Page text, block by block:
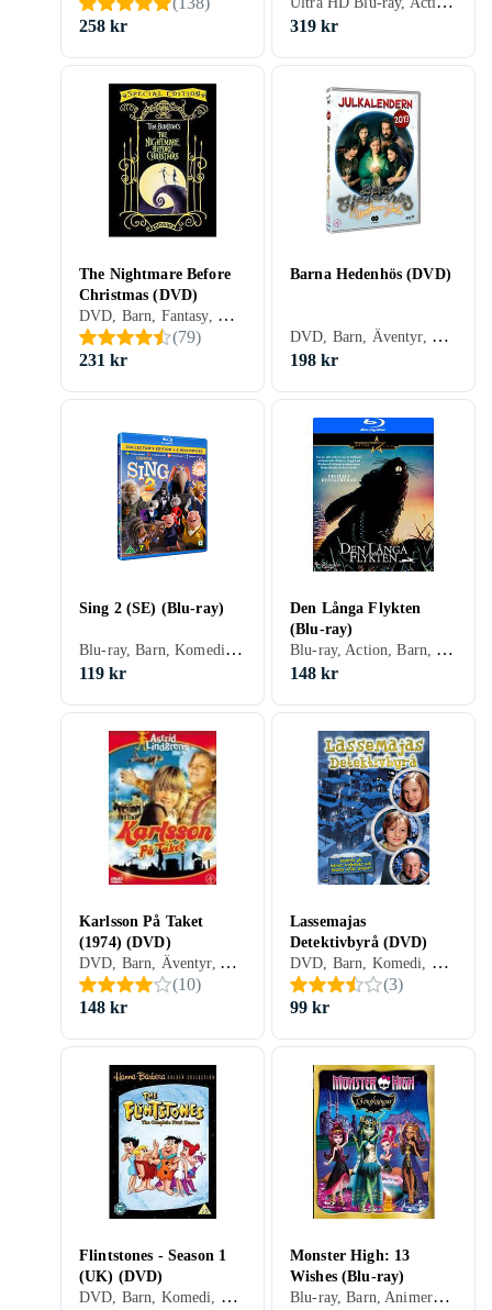
258 kr
319 kr
The Nightmare Before
Christmas (DVD)
DVD, Barn, Fantasy, Musical, Animerat, Familj, Storbritannien (UK)
(79)
231 kr
Barna Hedenhös (DVD)
DVD, Barn, Äventyr, TV-serie, Animerat, Familj, Julkalender, Sverige (SE)
198 kr
Sing 2 (SE) (Blu-ray)
Blu-ray, Barn, Komedi, Musik, Musical, Äventyr, Familj, Sverige (SE)
119 kr
Den Långa Flykten
(Blu-ray)
Blu-ray, Action, Barn, Äventyr, Familj
148 kr
Karlsson På Taket
(1974) (DVD)
DVD, Barn, Äventyr, Animerat, Familj, Sverige (SE)
(10)
148 kr
Lassemajas
Detektivbyrå (DVD)
DVD, Barn, Komedi, Äventyr, TV-serie, Animerat, Familj, Julkalender, Sverige (SE)
(3)
99 kr
Flintstones - Season 1
(UK) (DVD)
DVD, Barn, Komedi, TV-serie, Animerat, Familj, Storbritannien (UK)
Monster High: 13
Wishes (Blu-ray)
Blu-ray, Barn, Animerat, Familj, Sverige (SE)